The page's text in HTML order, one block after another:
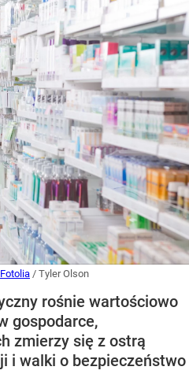
Fotolia / Tyler Olson
rośnie wartościowo
gospodarce,
zmierzy się z ostrą
i walki o bezpieczeństwo